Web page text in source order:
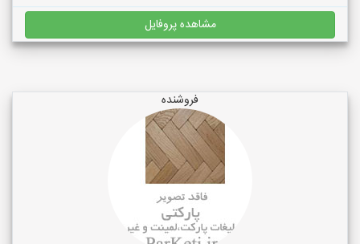
مشاهده پروفایل
فروشنده